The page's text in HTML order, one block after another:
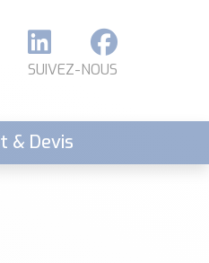
SUIVEZ-NOUS
& Devis